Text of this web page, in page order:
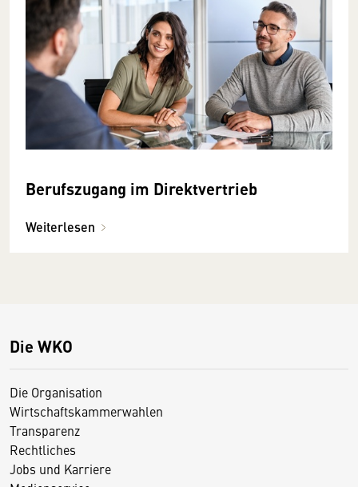
Berufszugang im Direktvertrieb
Weiterlesen
Die WKO
Die Organisation
Wirtschaftskammerwahlen
Transparenz
Rechtliches
Jobs und Karriere